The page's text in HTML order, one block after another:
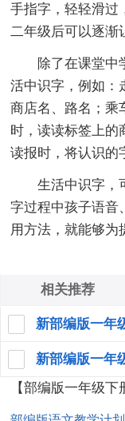
手指字，轻轻滑过
二年级后可以逐渐
除了在课堂中学
活中识字，例如：
商店名、路名；乘
时，读读标签上的
读报时，将认识的
生活中识字，可
字过程中孩子语音
用方法，就能够为
新部编版一年
新部编版一年
相关推荐
【部编版一年级